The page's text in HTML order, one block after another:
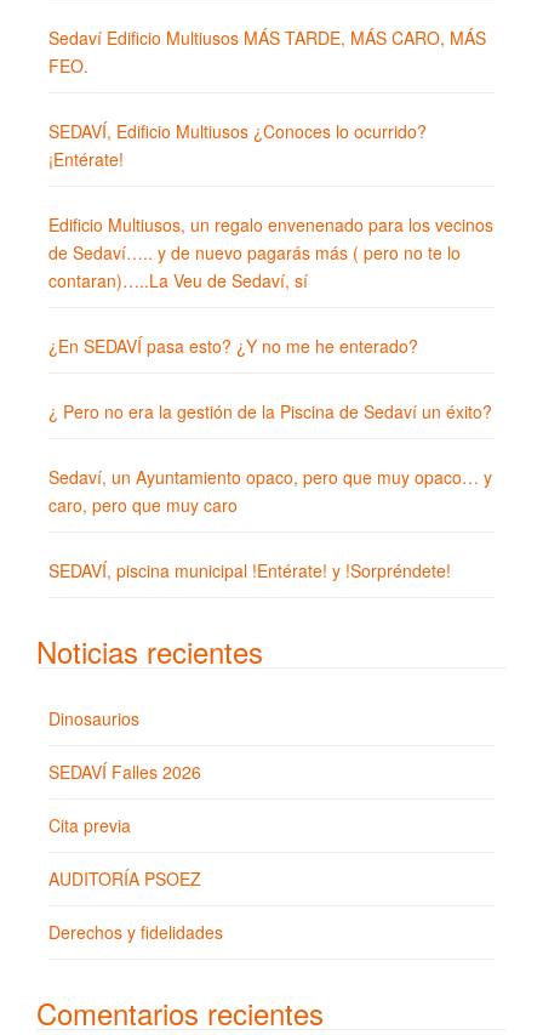
Sedaví Edificio Multiusos MÁS TARDE, MÁS CARO, MÁS
FEO.
SEDAVÍ, Edificio Multiusos ¿Conoces lo ocurrido?
¡Entérate!
Edificio Multiusos, un regalo envenenado para los vecinos
de Sedaví….. y de nuevo pagarás más ( pero no te lo
contaran)…..La Veu de Sedaví, sí
¿En SEDAVÍ pasa esto? ¿Y no me he enterado?
¿ Pero no era la gestión de la Piscina de Sedaví un éxito?
Sedaví, un Ayuntamiento opaco, pero que muy opaco… y
caro, pero que muy caro
SEDAVÍ, piscina municipal !Entérate! y !Sorpréndete!
Noticias recientes
Dinosaurios
SEDAVÍ Falles 2026
Cita previa
AUDITORÍA PSOEZ
Derechos y fidelidades
Comentarios recientes